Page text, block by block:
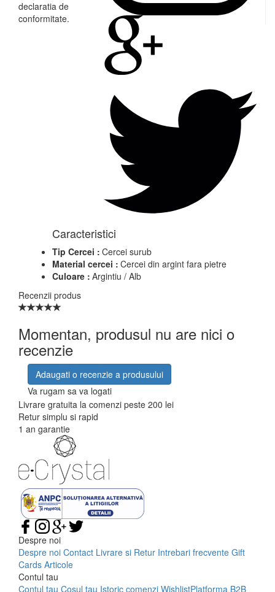
declaratia de
conformitate.
Caracteristici
Tip Cercei : Cercei surub
Material cercei : Cercei din argint fara pietre
Culoare : Argintiu / Alb
Recenzii produs
Momentan, produsul nu are nici o
recenzie
Adaugati o recenzie a produsului
Va rugam sa va logati
Livrare gratuita la comenzi peste 200 lei
Retur simplu si rapid
1 an garantie
Despre noi
Despre noi Contact Livrare si Retur Intrebari frecvente Gift
Cards Articole
Contul tau
Contul tau Cosul tau Istoric comenzi WishlistPlatforma B2B